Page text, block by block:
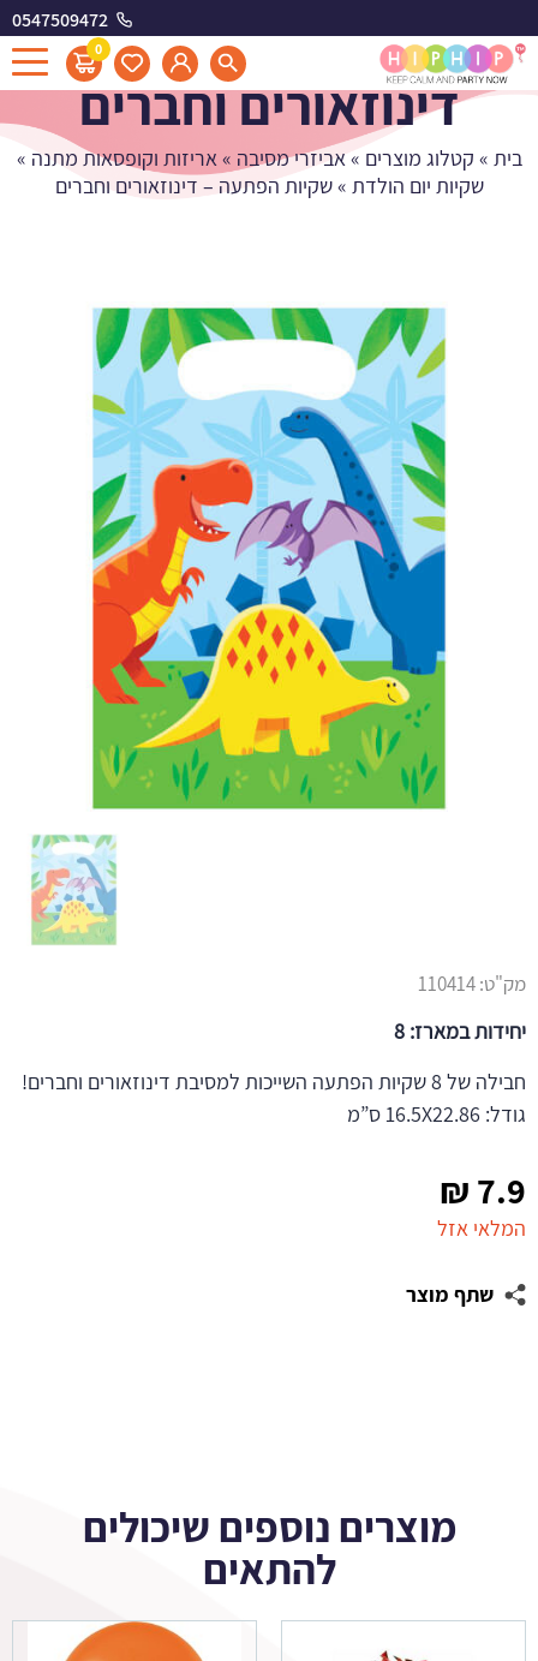
0547509472
0שקיות הפתעה -
דינוזאורים וחברים
בית » קטלוג מוצרים »אביזרי מסיבה »אריזות וקופסאות מתנה »
שקיות יום הולדת »שקיות הפתעה – דינוזאורים וחברים
7.9
₪
המלאי אזל
שתף מוצר
מק"ט:110414
יחידות במארז: 8
חבילה של 8 שקיות הפתעה השייכות למסיבת דינוזאורים וחברים!
גודל: 16.5X22.86 ס”מ
מוצרים נוספים שיכולים
להתאים